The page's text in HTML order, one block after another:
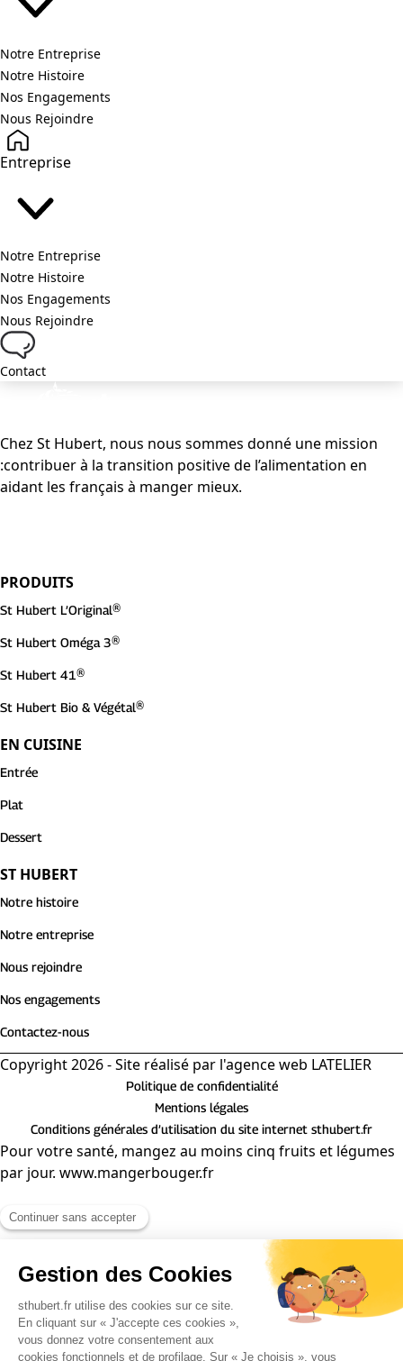
Notre Entreprise
Notre Histoire
Nos Engagements
Nous Rejoindre
Entreprise
Notre Entreprise
Notre Histoire
Nos Engagements
Nous Rejoindre
Contact
Chez St Hubert, nous nous sommes donné une mission
:contribuer à la transition positive de l’alimentation en
aidant les français à manger mieux.
PRODUITS
St Hubert L’Original®
St Hubert Oméga 3®
St Hubert 41®
St Hubert Bio & Végétal®
EN CUISINE
Entrée
Plat
Dessert
ST HUBERT
Notre histoire
Notre entreprise
Nous rejoindre
Nos engagements
Contactez-nous
Copyright 2026 - Site réalisé par l'agence web LATELIER
Politique de confidentialité
Mentions légales
Conditions générales d’utilisation du site internet sthubert.fr
Pour votre santé, mangez au moins cinq fruits et légumes
par jour. www.mangerbouger.fr